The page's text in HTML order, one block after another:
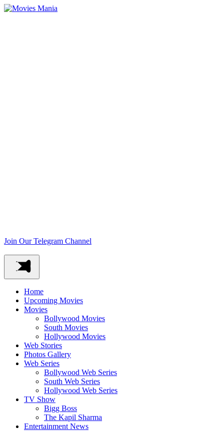
Join Our Telegram Channel
Home
Upcoming Movies
Movies
Bollywood Movies
South Movies
Hollywood Movies
Web Stories
Photos Gallery
Web Series
Bollywood Web Series
South Web Series
Hollywood Web Series
TV Show
Bigg Boss
The Kapil Sharma
Entertainment News